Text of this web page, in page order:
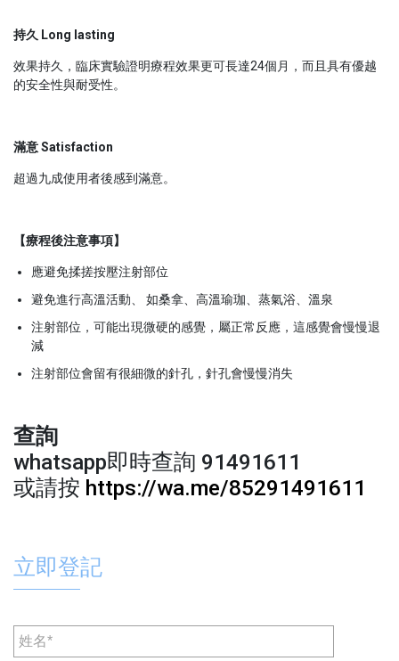
持久 Long lasting
效果持久，臨床實驗證明療程效果更可長達24個月，而且具有優越
的安全性與耐受性。
滿意 Satisfaction
超過九成使用者後感到滿意。
【療程後注意事項】
應避免揉搓按壓注射部位
避免進行高溫活動、 如桑拿、高溫瑜珈、蒸氣浴、溫泉
注射部位，可能出現微硬的感覺，屬正常反應，這感覺會慢慢退
減
注射部位會留有很細微的針孔，針孔會慢慢消失
查詢
whatsapp即時查詢 91491611
或請按 https://wa.me/85291491611
立即登記